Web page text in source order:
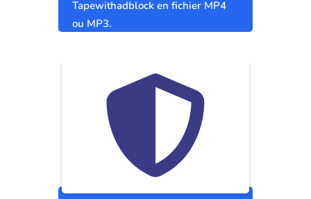
Tapewithadblock en fichier MP4
ou MP3.